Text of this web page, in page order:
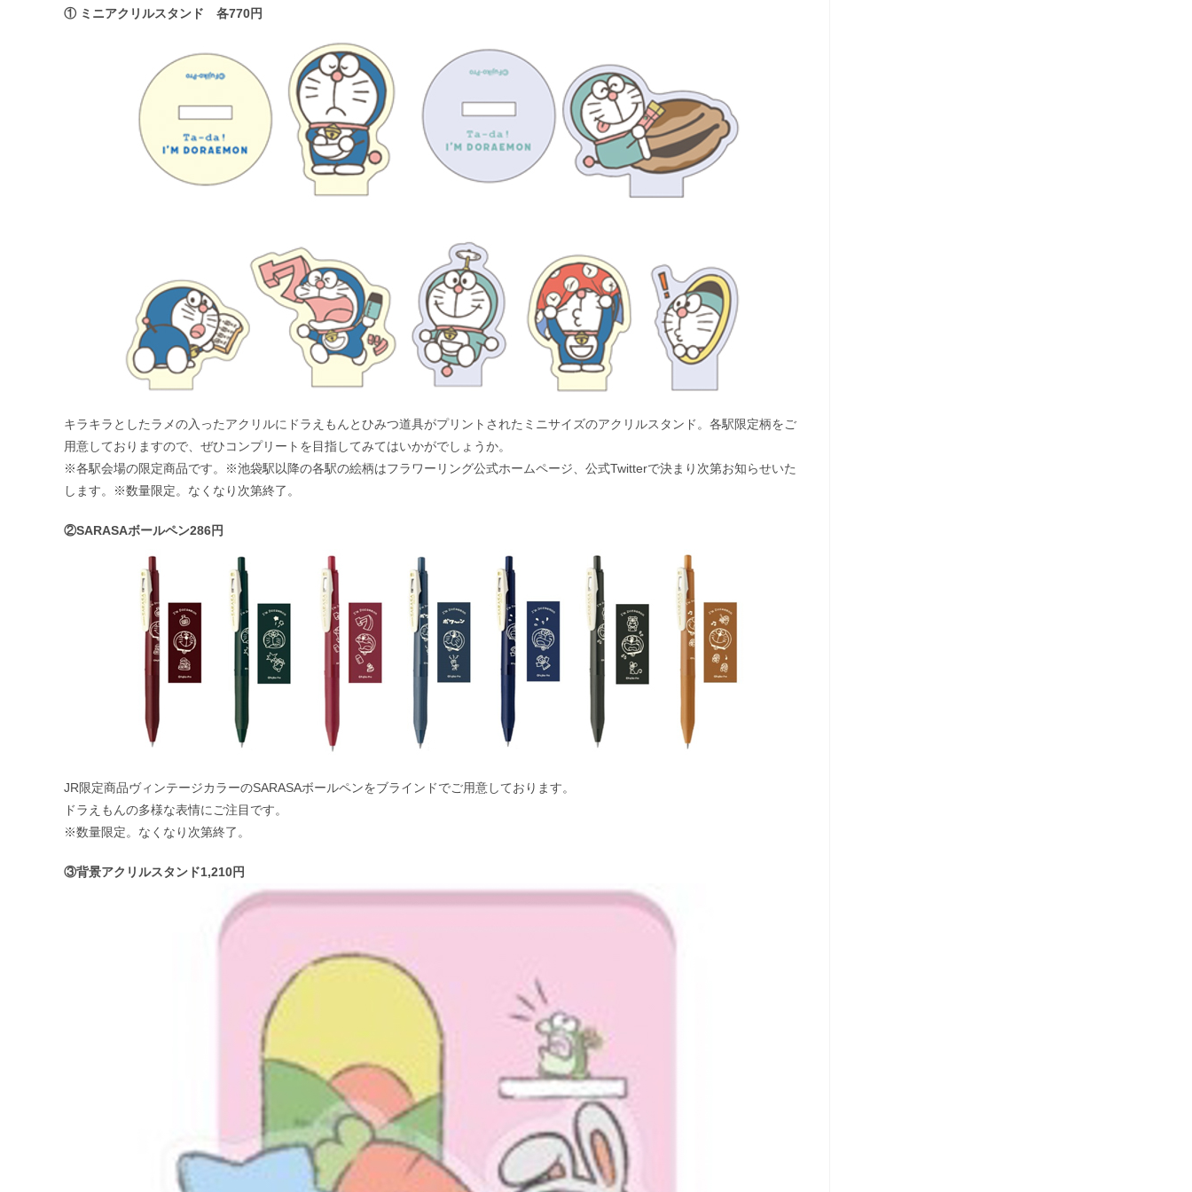
① ミニアクリルスタンド 各770円
キラキラとしたラメの入ったアクリルにドラえもんとひみつ道具がプリントされたミニサイズのアクリルスタンド。各駅限定柄をご
用意しておりますので、ぜひコンプリートを目指してみてはいかがでしょうか。
※各駅会場の限定商品です。※池袋駅以降の各駅の絵柄はフラワーリング公式ホームページ、公式Twitterで決まり次第お知らせいた
します。※数量限定。なくなり次第終了。
②SARASAボールペン286円
JR限定商品ヴィンテージカラーのSARASAボールペンをブラインドでご用意しております。
ドラえもんの多様な表情にご注目です。
※数量限定。なくなり次第終了。
③背景アクリルスタンド1,210円